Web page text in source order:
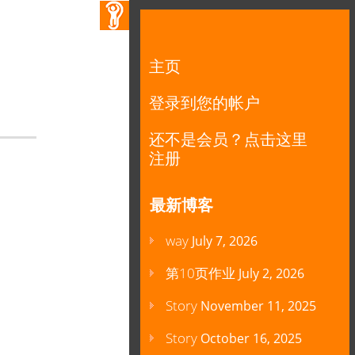
主页
登录到您的帐户
还不是会员？点击这里
注册
最新博客
way July 7, 2026
第10页作业 July 2, 2026
Story November 11, 2025
Story October 16, 2025